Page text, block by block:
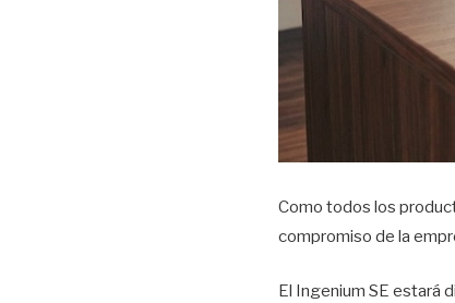
Como todos los
compromiso de la
El Ingenium SE estará